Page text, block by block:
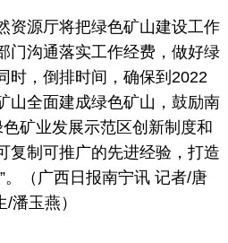
源厅将把绿色矿山建设工作
门沟通落实工作经费，做好绿
时，倒排时间，确保到2022
山全面建成绿色矿山，鼓励南
矿业发展示范区创新制度和
复制可推广的先进经验，打造
。（广西日报南宁讯 记者/唐
潘玉燕）